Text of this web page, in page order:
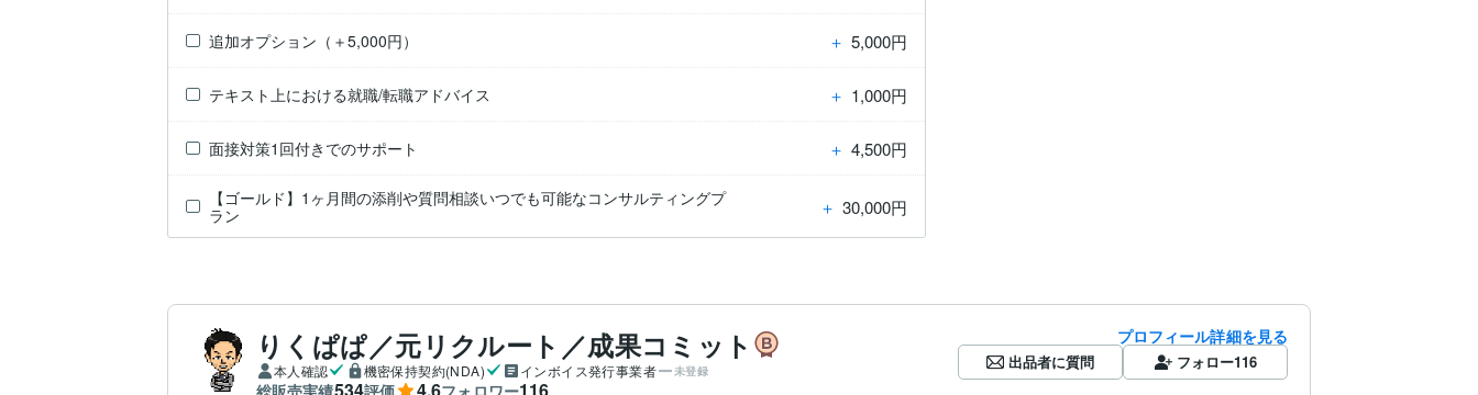
追加オプション（＋5,000円） ＋ 5,000円
テキスト上における就職/転職アドバイス ＋ 1,000円
面接対策1回付きでのサポート ＋ 4,500円
【ゴールド】1ヶ月間の添削や質問相談いつでも可能なコンサルティングプ
ラン
＋ 30,000円
りくぱぱ／元リクルート／成果コミット
本人確認 機密保持契約(NDA) インボイス発行事業者 未登録
総販売実績 評価 フォロワー
プロフィール詳細を見る
出品者に質問 フォロー116